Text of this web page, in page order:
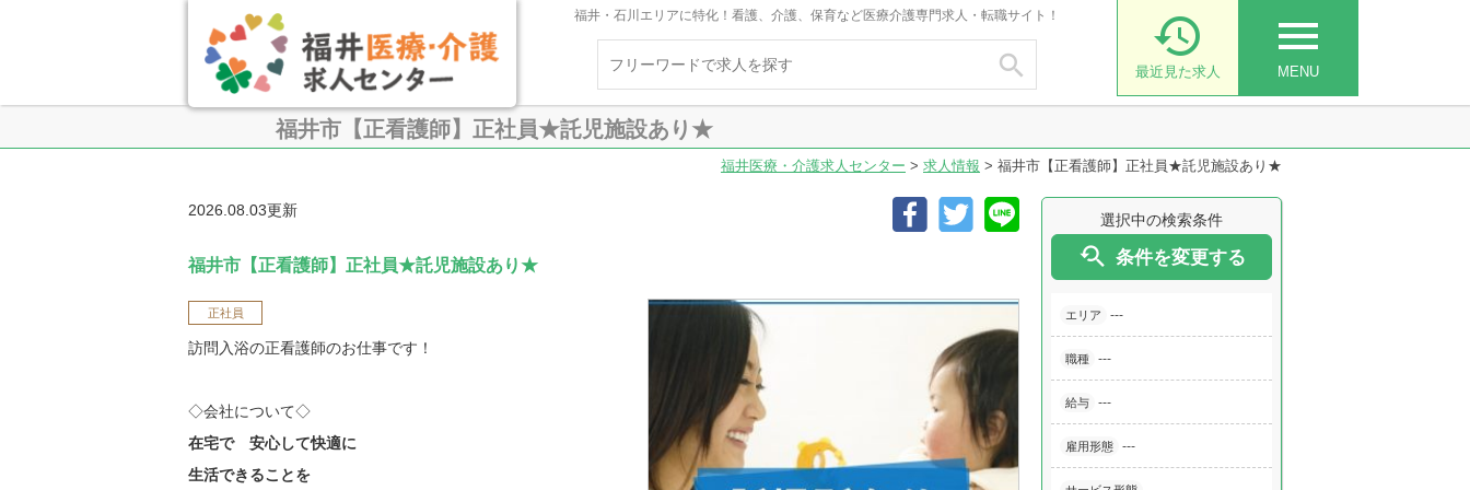
福井・石川エリアに特化！看護、介護、保育など医療介護専門求人・転職サイト！

menu
MENU

最近見た求人
福井市【正看護師】正社員★託児施設あり★
福井医療・介護求人センター > 求人情報 > 福井市【正看護師】正社員★託児施設あり★
選択中の検索条件
 条件を変更する
エリア ---
職種 ---
給与 ---
雇用形態 ---
2026.08.03更新
福井市【正看護師】正社員★託児施設あり★
正社員
訪問入浴の正看護師のお仕事です！
◇会社について◇
在宅で 安心して快適に
生活できることを